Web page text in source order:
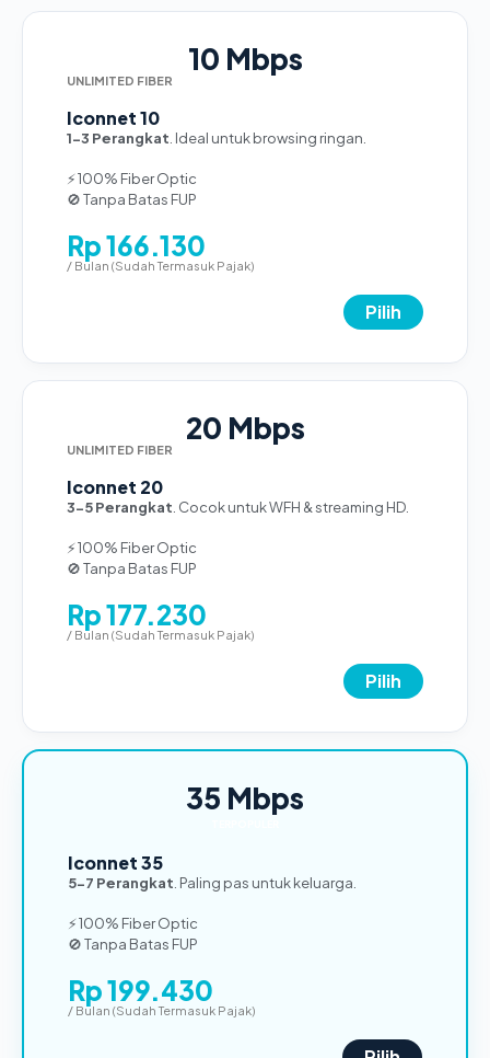
10 Mbps
UNLIMITED FIBER
Iconnet 10
1-3 Perangkat . Ideal untuk browsing ringan.
⚡ 100% Fiber Optic
🚫 Tanpa Batas FUP
Rp 166.130
/ Bulan (Sudah Termasuk Pajak)
Pilih
20 Mbps
UNLIMITED FIBER
Iconnet 20
3-5 Perangkat . Cocok untuk WFH & streaming HD.
⚡ 100% Fiber Optic
🚫 Tanpa Batas FUP
Rp 177.230
/ Bulan (Sudah Termasuk Pajak)
Pilih
35 Mbps
Iconnet 35
5-7 Perangkat . Paling pas untuk keluarga.
⚡ 100% Fiber Optic
🚫 Tanpa Batas FUP
Rp 199.430
/ Bulan (Sudah Termasuk Pajak)